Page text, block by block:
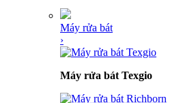
Máy rửa bát
›
Máy rửa bát Texgio